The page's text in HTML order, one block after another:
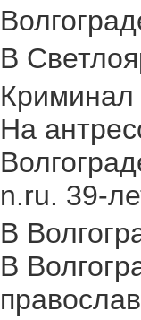
В
Криминал
На
n.ru. 39-
В
В